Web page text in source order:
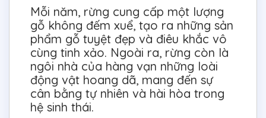
Mỗi năm, rừng cung cấp một lượng
gỗ không đếm xuể, tạo ra những sản
phẩm gỗ tuyệt đẹp và điêu khắc vô
cùng tinh xảo. Ngoài ra, rừng còn là
ngôi nhà của hàng vạn những loài
động vật hoang dã, mang đến sự
cân bằng tự nhiên và hài hòa trong
hệ sinh thái.